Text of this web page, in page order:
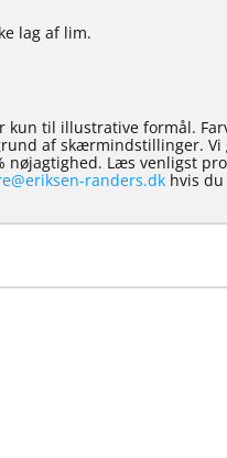
lag af lim.
kun til illustrative formål.
af skærmindstillinger. Vi
nøjagtighed. Læs venligst
randers.dkhvis du